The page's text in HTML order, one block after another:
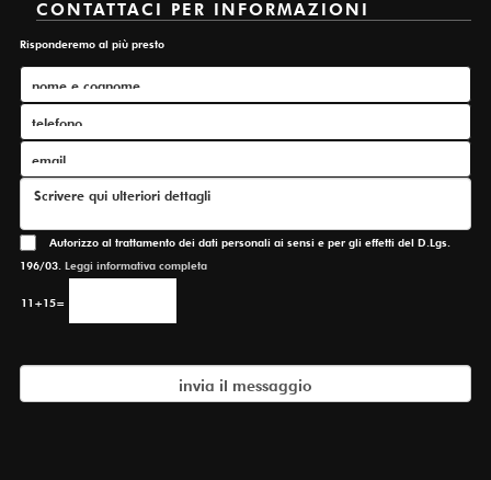
CONTATTACI PER INFORMAZIONI
Risponderemo al più presto
Autorizzo al trattamento dei dati personali ai sensi e per gli effetti del D.Lgs.
196/03. Leggi informativa completa
11+15=